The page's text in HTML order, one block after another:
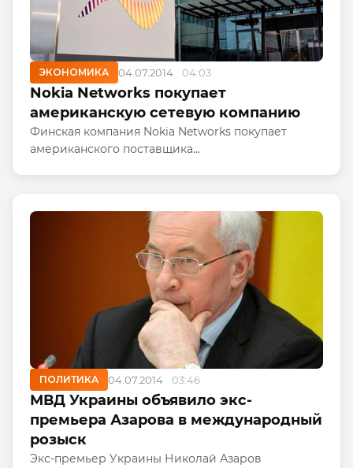
ЭКОНОМИКА 04.07.2014 04:03
Nokia Networks покупает
американскую сетевую компанию
Финская компания Nokia Networks покупает
американского поставщика
ПОЛИТИКА 04.07.2014 03:46
МВД Украины объявило экс-
премьера Азарова в международный
розыск
Экс-премьер Украины Николай Азаров